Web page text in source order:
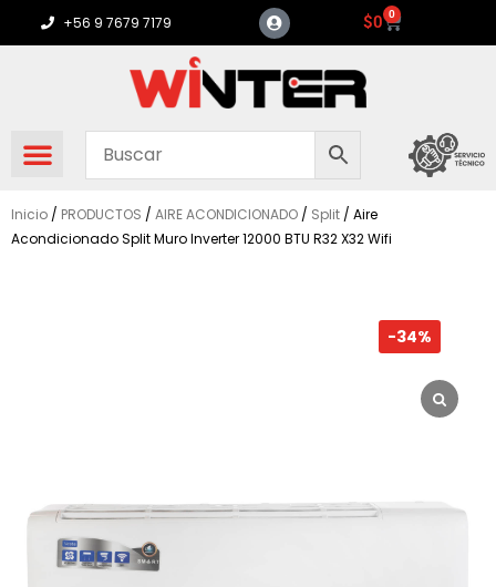
+56 9 7679 7179 $0 0
Carrito
Inicio / PRODUCTOS / AIRE ACONDICIONADO / Split / Aire
Acondicionado Split Muro Inverter 12000 BTU R32 X32 Wifi
-34%